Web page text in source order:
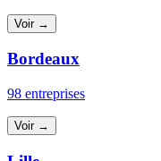
Voir →
Bordeaux
98 entreprises
Voir →